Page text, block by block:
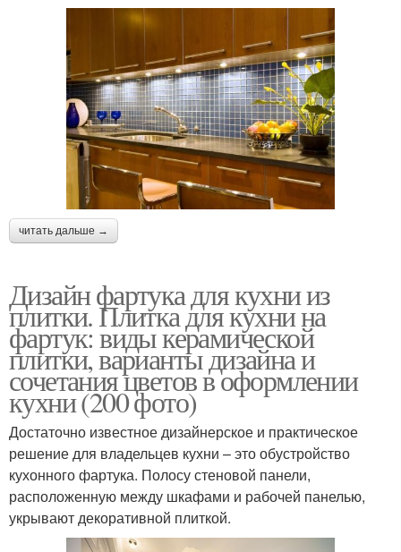
читать дальше →
Дизайн фартука для кухни из
плитки. Плитка для кухни на
фартук: виды керамической
плитки, варианты дизайна и
сочетания цветов в оформлении
кухни (200 фото)
Достаточно известное дизайнерское и практическое
решение для владельцев кухни – это обустройство
кухонного фартука. Полосу стеновой панели,
расположенную между шкафами и рабочей панелью,
укрывают декоративной плиткой.